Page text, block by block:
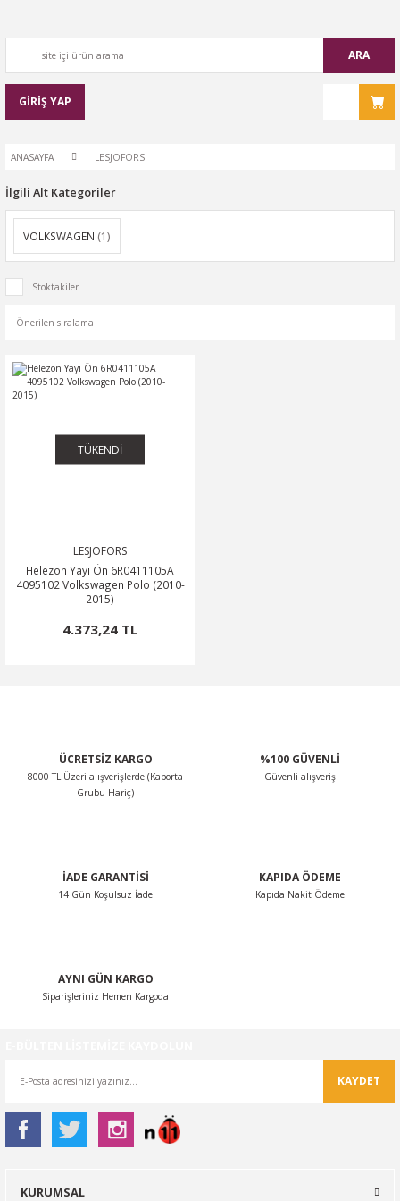
ARA
GİRİŞ YAP
ANASAYFA LESJOFORS
İlgili Alt Kategoriler
VOLKSWAGEN (1)
Stoktakiler
TÜKENDİ
LESJOFORS
Helezon Yayı Ön 6R0411105A
4095102 Volkswagen Polo (2010-
2015)
4.373,24 TL
ÜCRETSİZ KARGO
8000 TL Üzeri alışverişlerde (Kaporta
Grubu Hariç)
%100 GÜVENLİ
Güvenli alışveriş
İADE GARANTİSİ
14 Gün Koşulsuz İade
KAPIDA ÖDEME
Kapıda Nakit Ödeme
AYNI GÜN KARGO
Siparişleriniz Hemen Kargoda
KAYDET
KURUMSAL